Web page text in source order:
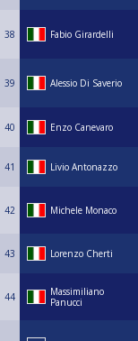
38 Fabio Girardelli
39 Alessio Di Saverio
40 Enzo Canevaro
41 Livio Antonazzo
42 Michele Monaco
43 Lorenzo Cherti
44
Massimiliano
Panucci